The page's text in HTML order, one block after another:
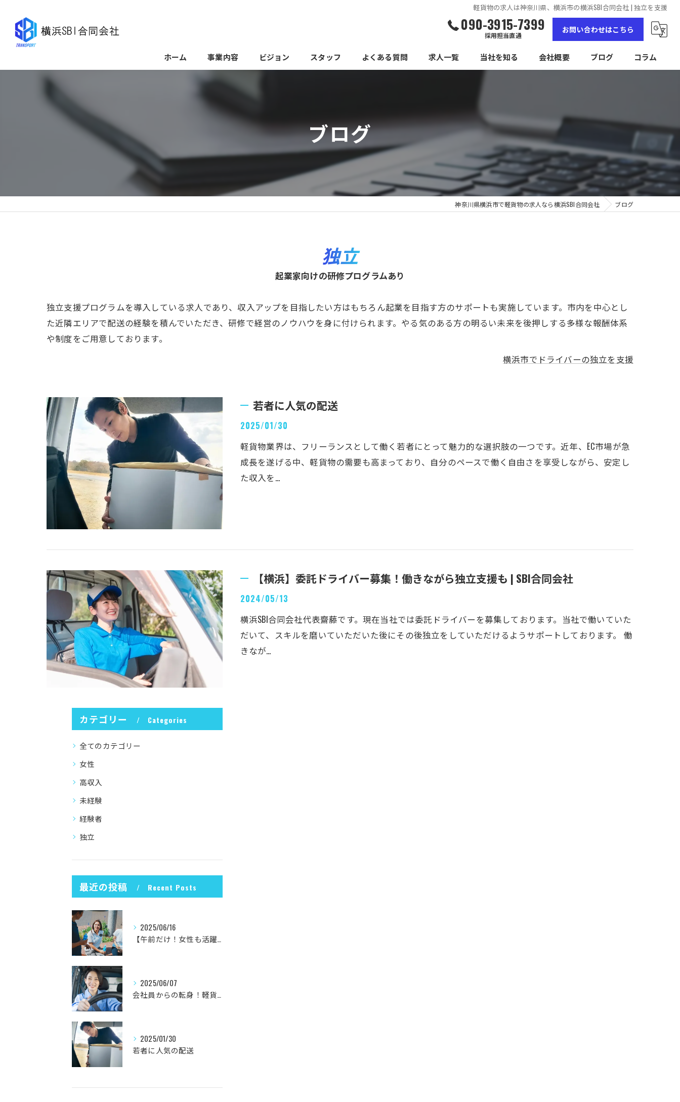
軽貨物の求人は神奈川県、横浜市の横浜SBI合同会社 | 独立を支援
090-3915-7399
採用担当直通
お問い合わせはこちら
ホーム 事業内容 ビジョン スタッフ よくある質問 求人一覧 当社を知る
未経験
経験者
独立
会社概要 ブログ コラム
ブログ
神奈川県横浜市で軽貨物の求人なら横浜SBI合同会社 ブログ
独立
起業家向けの研修プログラムあり
独立支援プログラムを導入している求人であり、収入アップを目指したい方はもちろん起業を目指す方のサポートも実施しています。市内を中心とし
た近隣エリアで配送の経験を積んでいただき、研修で経営のノウハウを身に付けられます。やる気のある方の明るい未来を後押しする多様な報酬体系
や制度をご用意しております。
横浜市でドライバーの独立を支援
若者に人気の配送
2025/01/30
軽貨物業界は、フリーランスとして働く若者にとって魅力的な選択肢の一つです。近年、EC市場が急
成長を遂げる中、軽貨物の需要も高まっており、自分のペースで働く自由さを享受しながら、安定し
た収入を…
【横浜】委託ドライバー募集！働きながら独立支援も | SBI合同会社
2024/05/13
横浜SBI合同会社代表齋藤です。現在当社では委託ドライバーを募集しております。当社で働いていた
だいて、スキルを磨いていただいた後にその後独立をしていただけるようサポートしております。 働
きなが…
カテゴリー Categories
全てのカテゴリー
女性
高収入
未経験
経験者
独立
最近の投稿 Recent Posts
2025/06/16
【午前だけ！女性も活躍中♪】軽貨物ドライバー募集
2025/06/07
会社員からの転身！軽貨物運送の委託業務にワクワクが止まらなかった理由
2025/01/30
若者に人気の配送